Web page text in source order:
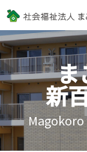
ま
新
Magokoro